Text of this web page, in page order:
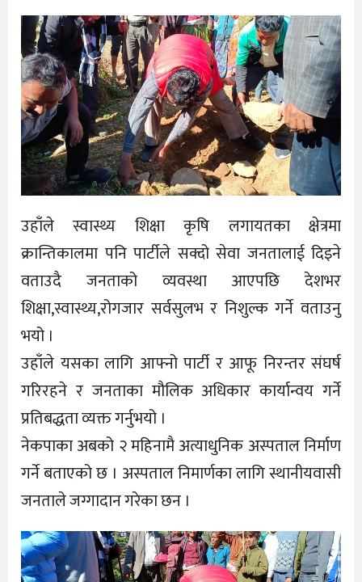
उहाँले स्वास्थ्य शिक्षा कृषि लगायतका क्षेत्रमा
क्रान्तिकालमा पनि पार्टीले सक्दो सेवा जनतालाई दिइने
वताउदै जनताको व्यवस्था आएपछि देशभर
शिक्षा,स्वास्थ्य,रोगजार सर्वसुलभ र निशुल्क गर्ने वताउनु
भयो ।
उहाँले यसका लागि आफ्नो पार्टी र आफू निरन्तर संघर्ष
गरिरहने र जनताका मौलिक अधिकार कार्यान्वय गर्ने
प्रतिबद्धता व्यक्त गर्नुभयो ।
नेकपाका अबको २ महिनामै अत्याधुनिक अस्पताल निर्माण
गर्ने बताएको छ । अस्पताल निमार्णका लागि स्थानीयवासी
जनताले जग्गादान गरेका छन ।